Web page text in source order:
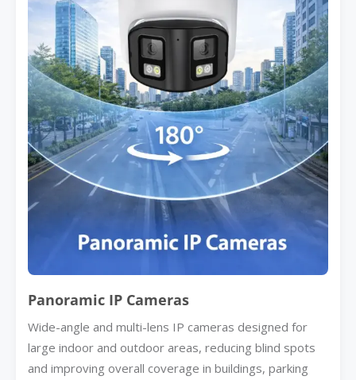
Panoramic IP Cameras
Wide-angle and multi-lens IP cameras designed for
large indoor and outdoor areas, reducing blind spots
and improving overall coverage in buildings, parking